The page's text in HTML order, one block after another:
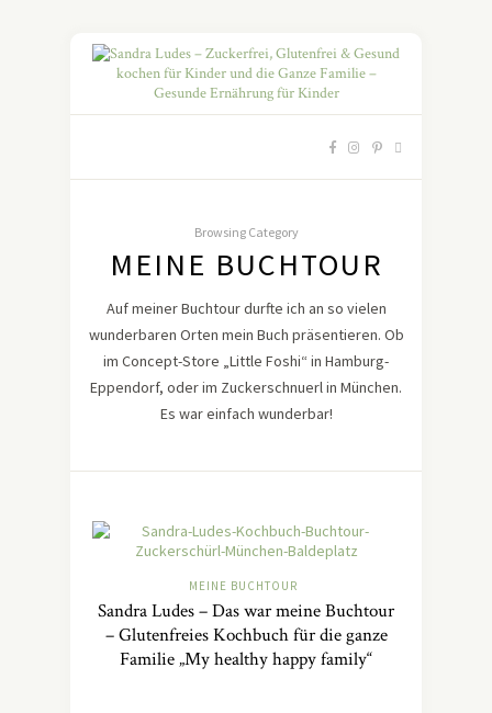
Browsing Category
MEINE BUCHTOUR
Auf meiner Buchtour durfte ich an so vielen
wunderbaren Orten mein Buch präsentieren. Ob
im Concept-Store „Little Foshi“ in Hamburg-
Eppendorf, oder im Zuckerschnuerl in München.
Es war einfach wunderbar!
MEINE BUCHTOUR
Sandra Ludes – Das war meine Buchtour
– Glutenfreies Kochbuch für die ganze
Familie „My healthy happy family“